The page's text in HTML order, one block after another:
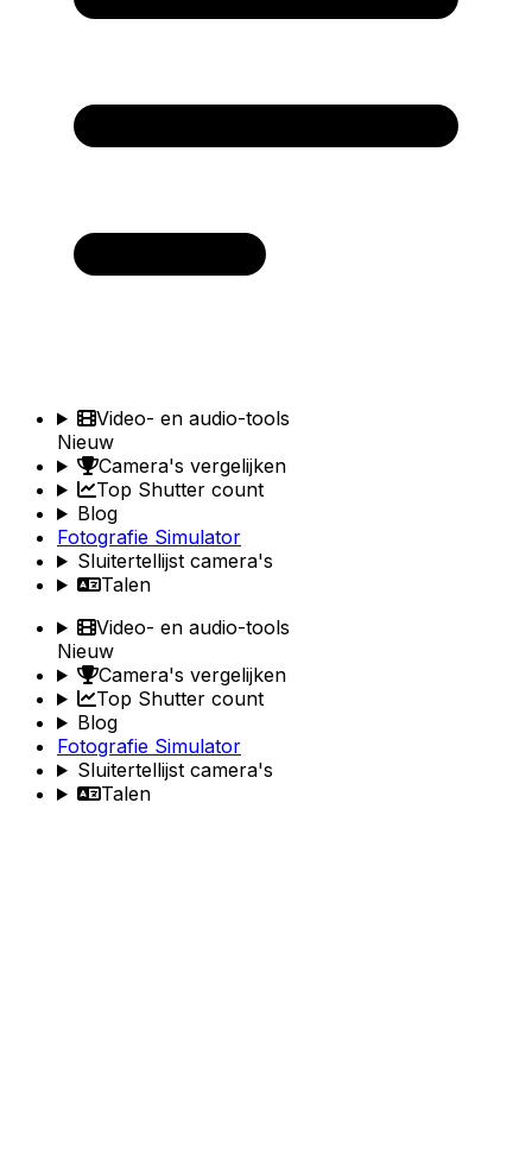
Video- en audio-tools
Nieuw
Camera's vergelijken
Top Shutter count
Blog
Fotografie Simulator
Sluitertellijst camera's
Talen
Video- en audio-tools
Nieuw
Camera's vergelijken
Top Shutter count
Blog
Fotografie Simulator
Sluitertellijst camera's
Talen